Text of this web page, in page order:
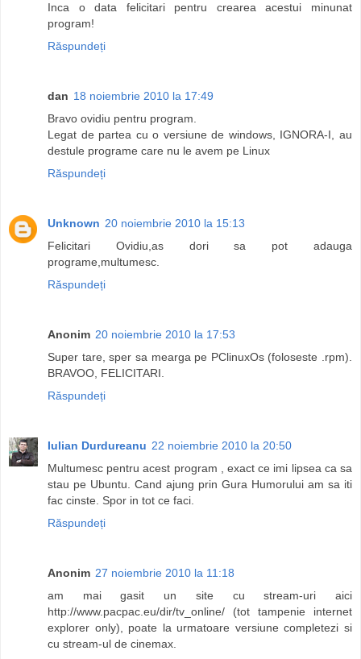
Inca o data felicitari pentru crearea acestui minunat
program!
Răspundeți
dan 18 noiembrie 2010 la 17:49
Bravo ovidiu pentru program.
Legat de partea cu o versiune de windows, IGNORA-I, au
destule programe care nu le avem pe Linux
Răspundeți
Unknown 20 noiembrie 2010 la 15:13
Felicitari Ovidiu,as dori sa pot adauga
programe,multumesc.
Răspundeți
Anonim 20 noiembrie 2010 la 17:53
Super tare, sper sa mearga pe PClinuxOs (foloseste .rpm).
BRAVOO, FELICITARI.
Răspundeți
Iulian Durdureanu 22 noiembrie 2010 la 20:50
Multumesc pentru acest program , exact ce imi lipsea ca sa
stau pe Ubuntu. Cand ajung prin Gura Humorului am sa iti
fac cinste. Spor in tot ce faci.
Răspundeți
Anonim 27 noiembrie 2010 la 11:18
am mai gasit un site cu stream-uri aici
http://www.pacpac.eu/dir/tv_online/ (tot tampenie internet
explorer only), poate la urmatoare versiune completezi si
cu stream-ul de cinemax.